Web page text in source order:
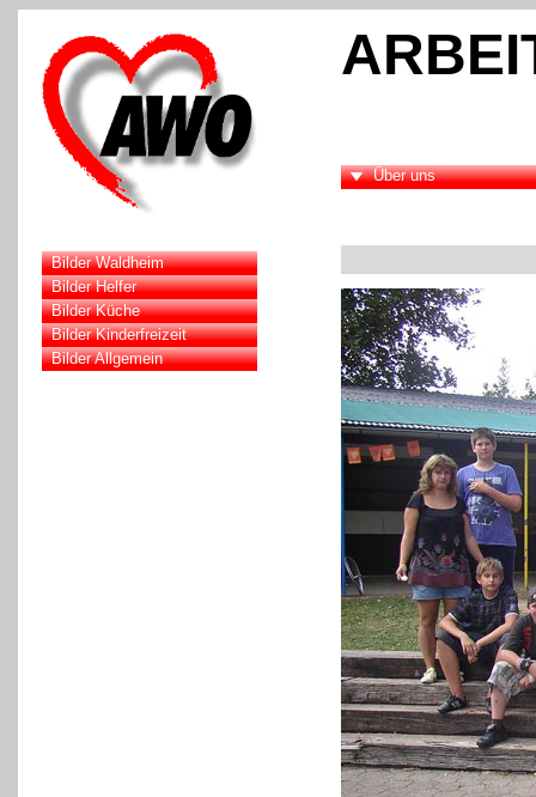
Über uns
Bilder Waldheim
Bilder Helfer
Bilder Küche
Bilder Kinderfreizeit
Bilder Allgemein